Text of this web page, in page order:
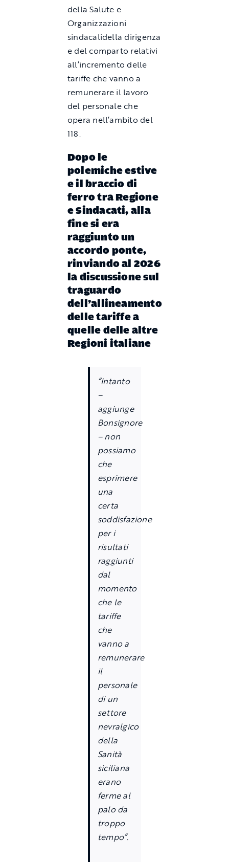
dellaSalute e
Organizzazioni
sindacalidella dirigenza
e del comparto relativi
all’incremento delle
tariffe che vanno a
remunerare il lavoro
del personale che
opera nell’ambito del
118.
Dopo le
polemicheestive
e il braccio di
ferro tra Regione
e Sindacati, alla
fine si era
raggiunto un
accordo ponte,
rinviando al 2026
la discussione sul
traguardo
dell ’allineamento
delle tariffe a
quelle delle altre
Regioni italiane
“Intanto
–
aggiunge
Bonsignore
–non
possiamo
che
esprimere
una
certa
soddisfazione
per i
risultati
raggiunti
dal
momento
che le
tariffe
che
vanno a
remunerare
il
personale
di un
settore
nevralgico
della
Sanità
siciliana
erano
ferme al
palo da
troppo
tempo”.